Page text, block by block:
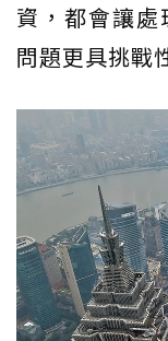
資，都會讓
問題更具挑戰